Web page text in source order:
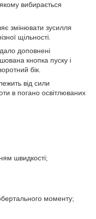
вибирається
змінювати зусилля
щільності.
доповнені
кнопка пуску і
бік.
від сили
в погано освітлюваних
швидкості;
моменту;